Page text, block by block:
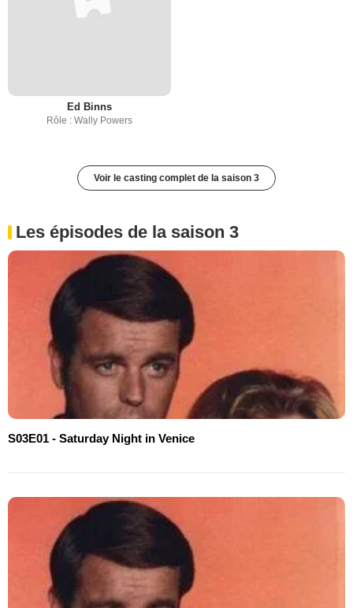
Ed Binns
Rôle : Wally Powers
Voir le casting complet de la saison 3
Les épisodes de la saison 3
S03E01 - Saturday Night in Venice